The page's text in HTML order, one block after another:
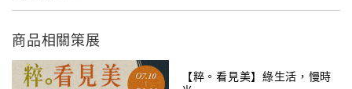
商品相關策展
【粹。看見美】綠生活，慢時